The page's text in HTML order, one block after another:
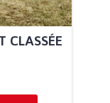
CLASSÉE